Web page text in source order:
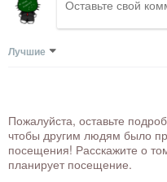
Лучшие
Пожалуйста, оставьте
чтобы другим людям было
посещения! Расскажите о
планирует посещение.